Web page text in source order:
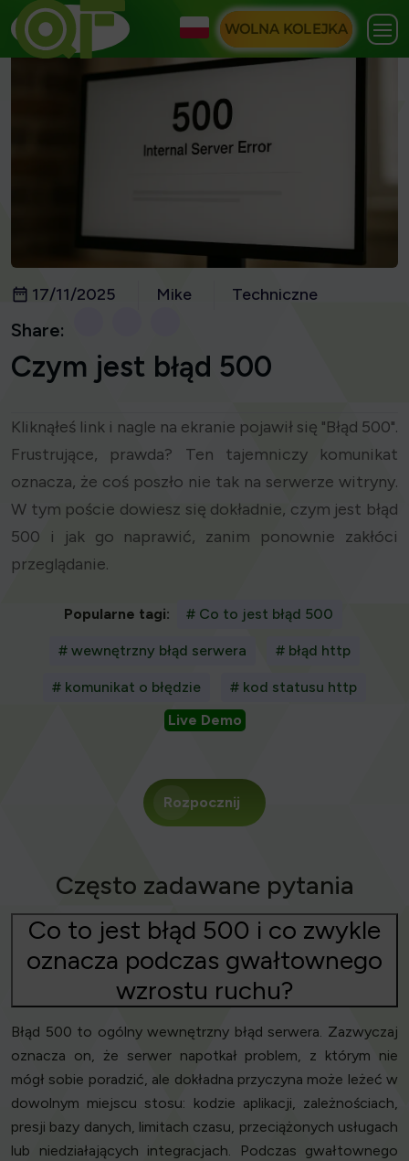
WOLNA KOLEJKA
17/11/2025 Mike Techniczne
Share:
Czym jest błąd 500
Kliknąłeś link i nagle na ekranie pojawił się "Błąd 500".
Frustrujące, prawda? Ten tajemniczy komunikat
oznacza, że coś poszło nie tak na serwerze witryny.
W tym poście dowiesz się dokładnie, czym jest błąd
500 i jak go naprawić, zanim ponownie zakłóci
przeglądanie.
Popularne tagi: # Co to jest błąd 500
# wewnętrzny błąd serwera # błąd http
# komunikat o błędzie
# kod statusu http
Live Demo
Rozpocznij
Często zadawane pytania
Co to jest błąd 500 i co zwykle
oznacza podczas gwałtownego
wzrostu ruchu?
Błąd 500 to ogólny wewnętrzny błąd serwera. Zazwyczaj
oznacza on, że serwer napotkał problem, z którym nie
mógł sobie poradzić, ale dokładna przyczyna może leżeć w
dowolnym miejscu stosu: kodzie aplikacji, zależnościach,
presji bazy danych, limitach czasu, przeciążonych usługach
lub niedziałających integracjach. Podczas gwałtownego